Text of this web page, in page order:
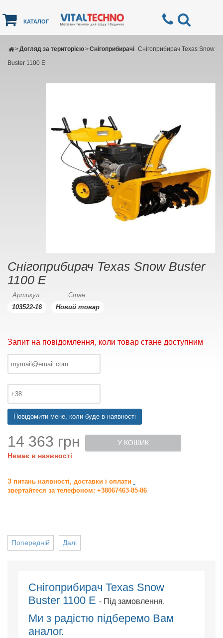
КАТАЛОГ
Догляд за територією
> Снігоприбирачі
>
Снігоприбирач Texas Snow
Buster 1100 E
Снігоприбирач Texas Snow Buster
1100 E
Артикул:
103522-16
Стан:
Новий товар
Запит на повідомлення, коли товар стане доступним
Повідомити мене, коли буде в наявності
14 363 грн
Немає в наявності
У КОШИК
З питань наявності, доставки і оплати
звертайтеся за телефоном: +38067463-85-86
Далі
Попередній
Снігоприбирач Texas Snow
Buster 1100 E - Під замовлення.
Ми з радістю підберемо Вам
аналог.